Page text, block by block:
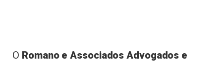
O Romano e Associados Advogados e